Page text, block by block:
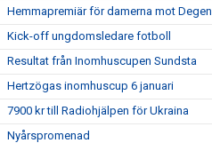
Hemmapremiär för damerna mot Degen
Kick-off ungdomsledare fotboll
Resultat från Inomhuscupen Sundsta
Hertzögas inomhuscup 6 januari
7900 kr till Radiohjälpen för Ukraina
Nyårspromenad